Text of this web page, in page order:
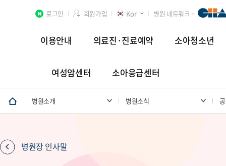
로그인 회원가입 Kor 병원 네트워크 +
이용안내 의료진·진료예약 소아청소년
여성암센터 소아응급센터
장례식장
병원소개 병원소식
병원장 인사말